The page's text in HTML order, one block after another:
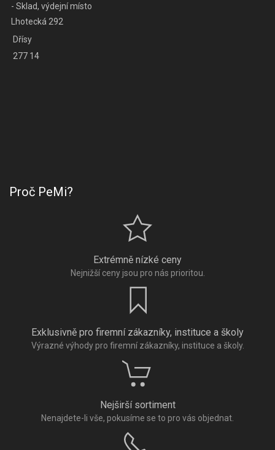
- Sklad, výdejní místo
Lhotecká 292
Dřísy
277 14
Proč PeMi?
Extrémně nízké ceny
Nejnižší ceny jsou pro nás prioritou.
Exklusivně pro firemní zákazníky, instituce a školy
Výrazné výhody pro firemní zákazníky, instituce a školy.
Nejširší sortiment
Nenajdete-li vše, pokusíme se to pro vás objednat.